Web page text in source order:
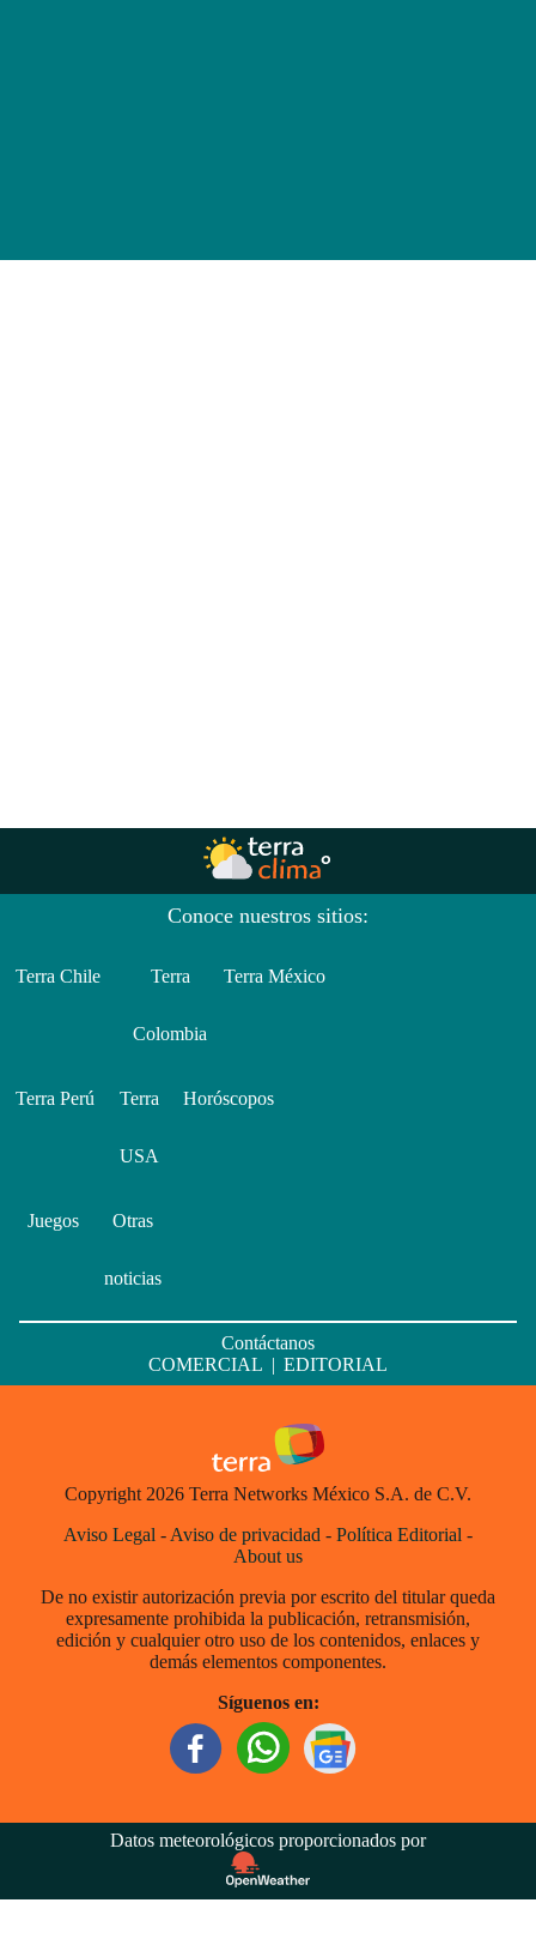
Conoce nuestros sitios:
Terra Chile Terra
Colombia
Terra México
Terra Perú Terra
USA
Horóscopos
Juegos Otras
noticias
Contáctanos
COMERCIAL | EDITORIAL
Copyright 2026 Terra Networks México S.A. de C.V.
Aviso Legal - Aviso de privacidad - Política Editorial -
About us
De no existir autorización previa por escrito del titular queda
expresamente prohibida la publicación, retransmisión,
edición y cualquier otro uso de los contenidos, enlaces y
demás elementos componentes.
Síguenos en:
Datos meteorológicos proporcionados por